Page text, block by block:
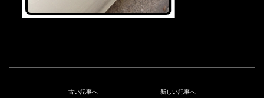
古い記事へ 新しい記事へ